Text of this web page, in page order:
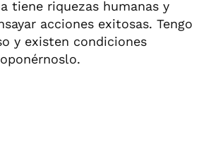
tiene riquezas humanas y
acciones exitosas. Tengo
y existen condiciones